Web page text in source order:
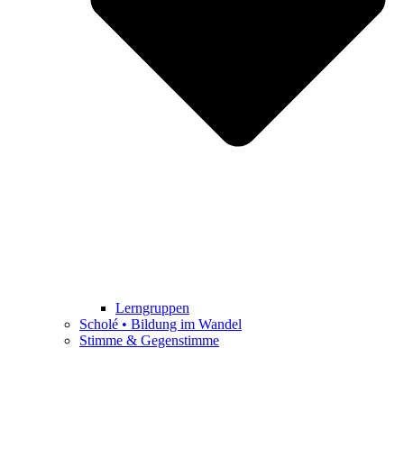
Lerngruppen
Scholé • Bildung im Wandel
Stimme & Gegenstimme